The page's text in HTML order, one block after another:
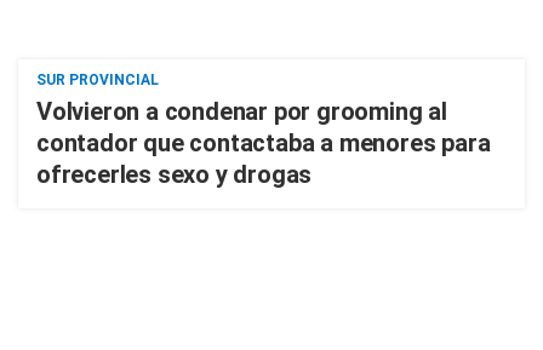
SUR PROVINCIAL
Volvieron a condenar por grooming al
contador que contactaba a menores para
ofrecerles sexo y drogas